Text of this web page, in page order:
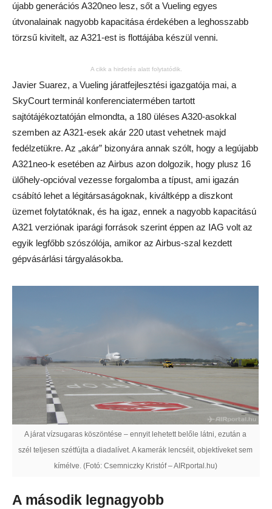
újabb generációs A320neo lesz, sőt a Vueling egyes
útvonalainak nagyobb kapacitása érdekében a leghosszabb
törzsű kivitelt, az A321-est is flottájába készül venni.
A cikk a hirdetés alatt folytatódik.
Javier Suarez, a Vueling járatfejlesztési igazgatója mai, a
SkyCourt terminál konferenciatermében tartott
sajtótájékoztatóján elmondta, a 180 üléses A320-asokkal
szemben az A321-esek akár 220 utast vehetnek majd
fedélzetükre. Az „akár” bizonyára annak szólt, hogy a legújabb
A321neo-k esetében az Airbus azon dolgozik, hogy plusz 16
ülőhely-opcióval vezesse forgalomba a típust, ami igazán
csábító lehet a légitársaságoknak, kiváltképp a diszkont
üzemet folytatóknak, és ha igaz, ennek a nagyobb kapacitású
A321 verziónak iparági források szerint éppen az IAG volt az
egyik legfőbb szószólója, amikor az Airbus-szal kezdett
gépvásárlási tárgyalásokba.
A járat vízsugaras köszöntése – ennyit lehetett belőle látni, ezután a
szél teljesen szétfújta a diadalívet. A kamerák lencséit, objektíveket sem
kímélve. (Fotó: Csemniczky Kristóf – AIRportal.hu)
A második legnagyobb